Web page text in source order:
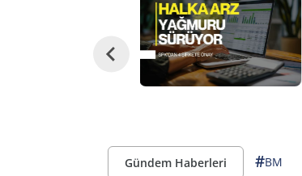
Gündem Haberleri #BM